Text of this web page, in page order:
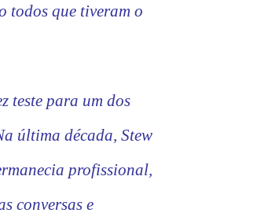
todos que tiveram o
teste para um dos
última década, Stew
profissional,
conversas e